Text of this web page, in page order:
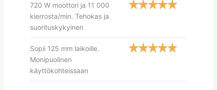
720 W moottori ja 11 000
kierrosta/min. Tehokas ja
suorituskykyinen
Sopii 125 mm laikoille.
Monipuolinen
käyttökohteissaan